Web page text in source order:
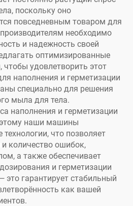
поскольку оно
повседневным товаром для
необходимо
и надежность своей
оптимизированные
удовлетворить этот
наполнения и герметизации
специально для решения
мыла для тела.
наполнения и герметизации
наши машины
что позволяет
количество ошибок,
а также обеспечивает
и герметизации
это гарантирует стабильный
как вашей